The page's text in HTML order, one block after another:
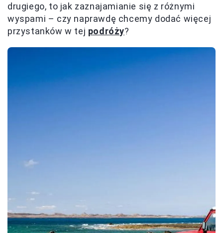
drugiego, to jak zaznajamianie się z różnymi
wyspami – czy naprawdę chcemy dodać więcej
przystanków w tej podróży?